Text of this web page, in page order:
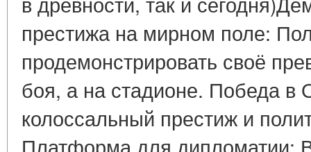
престижа на мирном поле:
продемонстрировать своё
боя, а на стадионе. Победа в
колоссальный престиж и
Платформа для дипломатии: